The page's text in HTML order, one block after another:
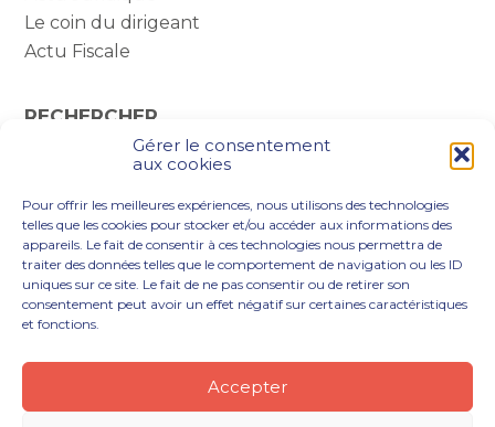
Gérer le consentement
aux cookies
Pour offrir les meilleures expériences, nous utilisons des technologies
telles que les cookies pour stocker et/ou accéder aux informations des
appareils. Le fait de consentir à ces technologies nous permettra de
traiter des données telles que le comportement de navigation ou les ID
uniques sur ce site. Le fait de ne pas consentir ou de retirer son
consentement peut avoir un effet négatif sur certaines caractéristiques
et fonctions.
Accepter
Le coin du dirigeant
Actu Fiscale
RECHERCHER
Rechercher :
Principale
NOS OUTILS DIGITAUX
NOTRE CABINET
NOUS REJOINDRE
ACTUALITÉS CONTACT